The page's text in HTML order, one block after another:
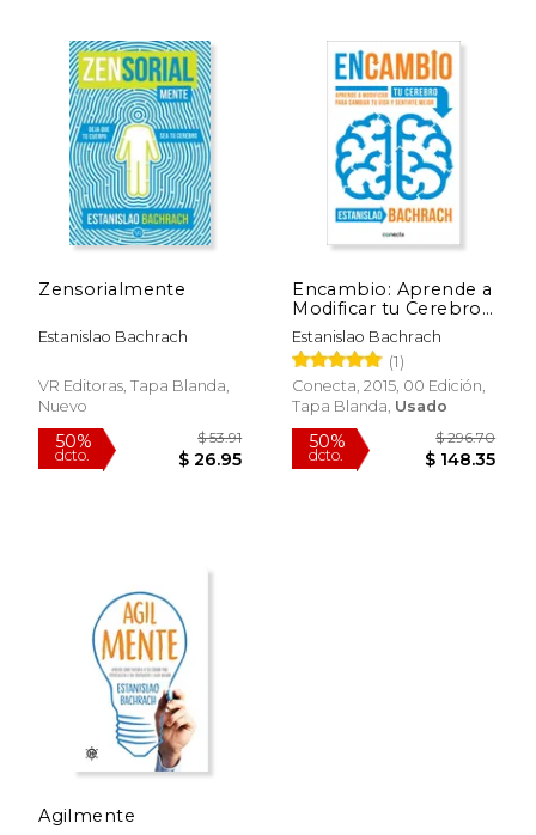
50%
dcto. $ 23.70
50%
dcto.
Zensorialmente
Estanislao Bachrach
VR Editoras, Tapa Blanda,
Nuevo
Encambio: Aprende a
Modificar tu Cerebro
Para Cambiar tu Vida
y Sentirte Mejor
Estanislao Bachrach
(1)
Conecta, 2015, 00 Edición,
Tapa Blanda, Usado
Agilmente